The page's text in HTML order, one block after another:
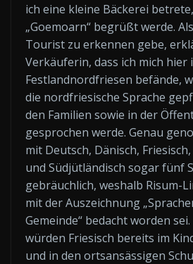
ich eine kleine Bäckerei
„Goemoarn“ begrüßt werde.
Tourist zu erkennen gebe,
Verkäuferin, dass ich mich hier
Festlandnordfriesen befände,
die nordfriesische Sprache
den Familien sowie in der
gesprochen werde. Genau
mit Deutsch, Dänisch,
und Südjütländisch sogar fünf
gebräuchlich, weshalb Risum-
mit der Auszeichnung
Gemeinde“ bedacht worden
würden Friesisch bereits im
und in den ortsansässigen